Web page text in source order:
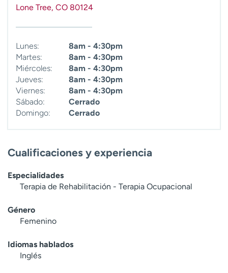
Lone Tree, CO 80124
Lunes:
8am - 4:30pm
Martes:
8am - 4:30pm
Miércoles:
8am - 4:30pm
Jueves:
8am - 4:30pm
Viernes:
8am - 4:30pm
Sábado:
Cerrado
Domingo:
Cerrado
Cualificaciones y experiencia
Especialidades
Terapia de Rehabilitación - Terapia Ocupacional
Género
Femenino
Idiomas hablados
Inglés